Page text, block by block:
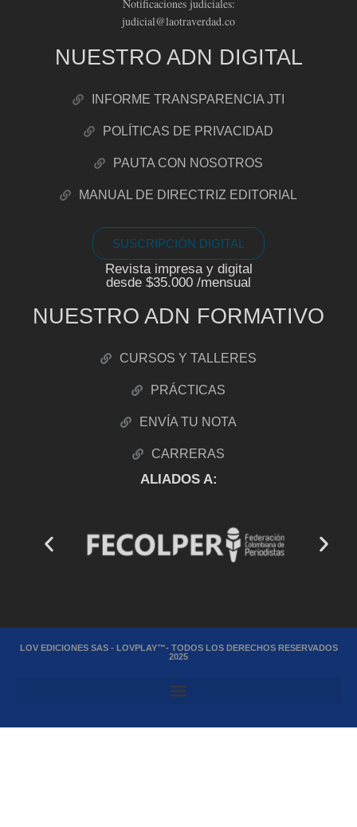
Notificaciones judiciales:
judicial@laotraverdad.co
NUESTRO ADN DIGITAL
INFORME TRANSPARENCIA JTI
POLÍTICAS DE PRIVACIDAD
PAUTA CON NOSOTROS
MANUAL DE DIRECTRIZ EDITORIAL
SUSCRIPCIÓN DIGITAL
Revista impresa y digital
desde $35.000 /mensual
NUESTRO ADN FORMATIVO
CURSOS Y TALLERES
PRÁCTICAS
ENVÍA TU NOTA
CARRERAS
ALIADOS A:
LOV EDICIONES SAS - LOVPLAY™- TODOS LOS DERECHOS RESERVADOS
2025